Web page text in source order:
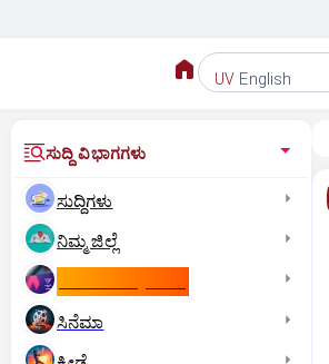
UV English
ಸುದ್ದಿ ವಿಭಾಗಗಳು
ಸುದ್ದಿಗಳು
ನಿಮ್ಮ ಜಿಲ್ಲೆ
ಸಿನೆಮಾ